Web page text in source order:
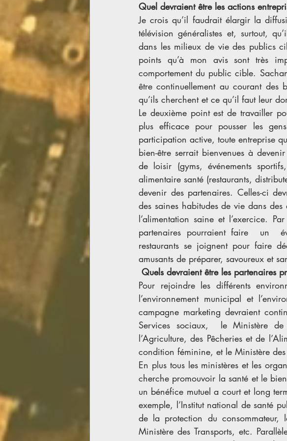
Quel devraient être les actions
Je crois qu’il faudrait élargir la
télévision généralistes et, surtout,
dans les milieux de vie des publics
points qu’à mon avis sont très
comportement du public cible.
être continuellement au courant
qu’ils cherchent et ce qu’il faut leur
Le deuxième point est de travailler
plus efficace pour pousser les
participation active, toute entreprise
bien-être serrait bienvenues à
de loisir (gyms, événements
alimentaire santé (restaurants,
devenir des partenaires. Celles-ci
des saines habitudes de vie dans
l’alimentation saine et l’exercice.
partenaires pourraient faire  un
restaurants se joignent pour faire
amusants de préparer, savoureux et
Quels devraient être les partenaires
Pour rejoindre les différents
l’environnement municipal et
campagne marketing devraient
Services sociaux,  le Ministère
l’Agriculture, des Pêcheries et de
condition féminine, et le Ministère
En plus tous les ministères et les
cherche promouvoir la santé et le
un bénéfice mutuel a court et long
exemple, l’Institut national de santé
de la protection du
Ministère des Transports, etc.